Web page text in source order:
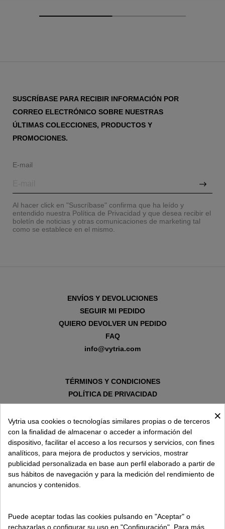
SUSCRÍBASE PARA RECIBIR INFORMACIÓN POR
CORREO ELECTRÓNICO SOBRE NUESTRAS
ÚLTIMAS COLECCIONES, PRODUCTOS Y
PROMOCIONES.
E-mail
Al hacer click en "Suscríbase" confirma que ha leído y
entendido nuestra Política de Privacidad y que desea recibir el
boletín de noticias y otras comunicaciones de marketing tal
como se establece en el mismo.
ENVÍOS Y DEVOLUCIONES
SEGUIR MI PEDIDO
QUIERO DEVOLVER UN PEDIDO
FAQ
info@vytria.com
TÉRMINOS Y CONDICIONES
POLÍTICA DE PRIVACIDAD
AVISO LEGAL
POLÍTICA DE COOKIES
SOBRE VYTRIA
×
Vytria usa cookies o tecnologías similares propias o de terceros
con la finalidad de almacenar o acceder a información del
dispositivo, facilitar el acceso a los recursos y servicios, con fines
analíticos, para mejora de productos y servicios, mostrar
publicidad personalizada en base aun perfil elaborado a partir de
sus hábitos de navegación y para la medición del rendimiento de
anuncios y contenidos.
Puede aceptar todas las cookies pulsando en "Aceptar" o
rechazarlas o configurar su uso en "Configuración". Para más